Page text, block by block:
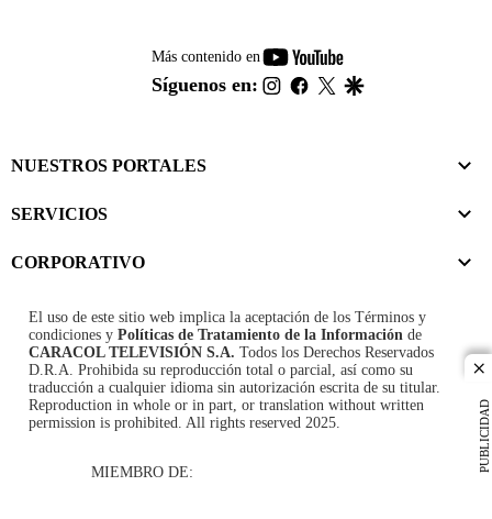
PUBLICIDAD
Más contenido en
youtube-
footer
Síguenos en: instagram
facebook
twitter
NUESTROS PORTALES
SERVICIOS
CORPORATIVO
El uso de este sitio web implica la aceptación de los Términos y
condiciones y Políticas de Tratamiento de la Información de
CARACOL TELEVISIÓN S.A. Todos los Derechos Reservados
D.R.A. Prohibida su reproducción total o parcial, así como su
traducción a cualquier idioma sin autorización escrita de su titular.
Reproduction in whole or in part, or translation without written
permission is prohibited. All rights reserved 2025.
MIEMBRO DE: